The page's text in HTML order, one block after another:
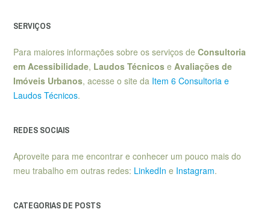
SERVIÇOS
Para maiores informações sobre os serviços de Consultoria
em Acessibilidade, Laudos Técnicos e Avaliações de
Imóveis Urbanos, acesse o site da Item 6 Consultoria e
Laudos Técnicos.
REDES SOCIAIS
Aproveite para me encontrar e conhecer um pouco mais do
meu trabalho em outras redes: LinkedIn e Instagram.
CATEGORIAS DE POSTS